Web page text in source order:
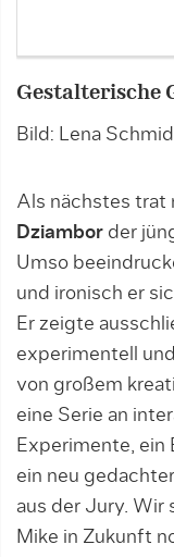
Gestalterische
Bild: Lena
Als nächstes trat
Dziambor der
Umso
und ironisch er
Er zeigte
experimentell
von großem
eine Serie an
Experimente, ein
ein neu
aus der Jury. Wir
Mike in Zukunft